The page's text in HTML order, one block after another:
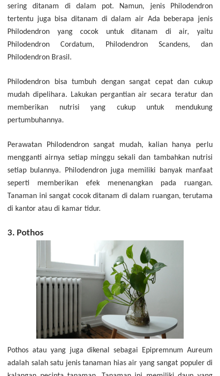
sering ditanam di dalam pot. Namun, jenis Philodendron
tertentu juga bisa ditanam di dalam air Ada beberapa jenis
Philodendron yang cocok untuk ditanam di air, yaitu
Philodendron Cordatum, Philodendron Scandens, dan
Philodendron Brasil.
Philodendron bisa tumbuh dengan sangat cepat dan cukup
mudah dipelihara. Lakukan pergantian air secara teratur dan
memberikan nutrisi yang cukup untuk mendukung
pertumbuhannya.
Perawatan Philodendron sangat mudah, kalian hanya perlu
mengganti airnya setiap minggu sekali dan tambahkan nutrisi
setiap bulannya. Philodendron juga memiliki banyak manfaat
seperti memberikan efek menenangkan pada ruangan.
Tanaman ini sangat cocok ditanam di dalam ruangan, terutama
di kantor atau di kamar tidur.
3. Pothos
Pothos atau yang juga dikenal sebagai Epipremnum Aureum
adalah salah satu jenis tanaman hias air yang sangat populer di